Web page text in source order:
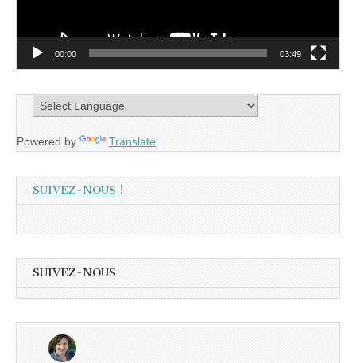
00:00 03:49
Powered by Translate
SUIVEZ-NOUS !
SUIVEZ-NOUS